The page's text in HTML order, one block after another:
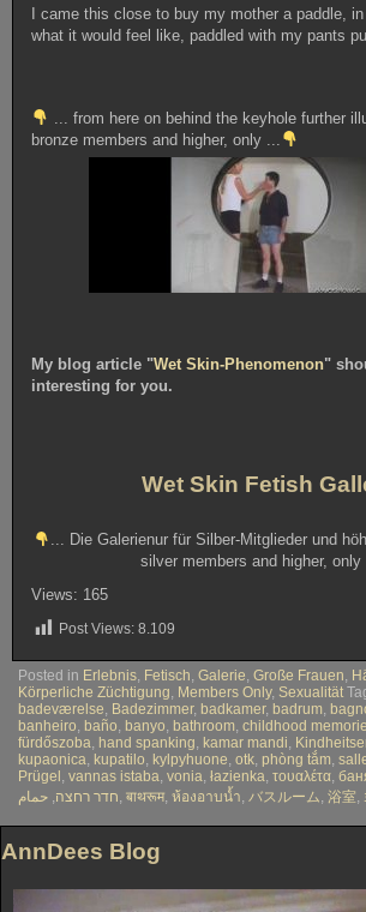
I came this close to buy my mother a paddle,
what it would feel like, paddled with my pants
... from here on behind the keyhole further
bronze members and higher, only ...
My blog article "Wet Skin-Phenomenon"
interesting for you.
Wet Skin Fetish
... Die Galerienur für Silber-Mitglieder und
silver members and higher, only
Views: 165
Post Views: 8.109
Posted in Erlebnis, Fetisch, Galerie, Große Frauen,
Körperliche Züchtigung, Members Only, Sexualität
badeværelse, Badezimmer, badkamer, badrum,
banheiro, baño, banyo, bathroom, childhood
fürdőszoba, hand spanking, kamar mandi,
kupaonica, kupatilo, kylpyhuone, otk, phòng tắm,
Prügel , vannas istaba, vonia, łazienka, τουαλέτα,
חדר רחצה, حمام , बाथरूम, ห้องอาบน้ำ, バスルーム, 浴室,
AnnDees Blog